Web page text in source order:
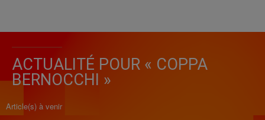
ACTUALITÉ POUR « COPPA
BERNOCCHI »
Article(s) à venir